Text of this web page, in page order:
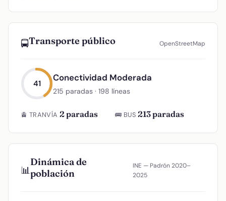
🚍Transporte público OpenStreetMap
41
Conectividad Moderada
215 paradas · 198 líneas
🚊 TRANVÍA 2 paradas 🚌 BUS 213 paradas
📊
Dinámica de
población
INE — Padrón 2020–
2025